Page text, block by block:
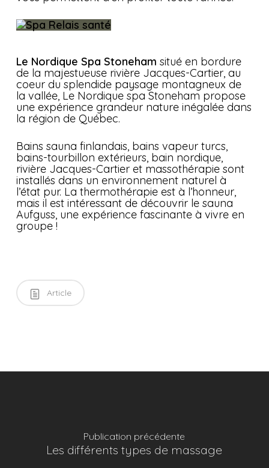
Le Nordique Spa Stoneham situé en bordure
de la majestueuse rivière Jacques-Cartier, au
coeur du splendide paysage montagneux de
la vallée, Le Nordique spa Stoneham propose
une expérience grandeur nature inégalée dans
la région de Québec.
Bains sauna finlandais, bains vapeur turcs,
bains-tourbillon extérieurs, bain nordique,
rivière Jacques-Cartier et massothérapie sont
installés dans un environnement naturel à
l’état pur. La thermothérapie est à l’honneur,
mais il est intéressant de découvrir le sauna
Aufguss, une expérience fascinante à vivre en
groupe !
Article
Publication précédente
Les différents types de massage